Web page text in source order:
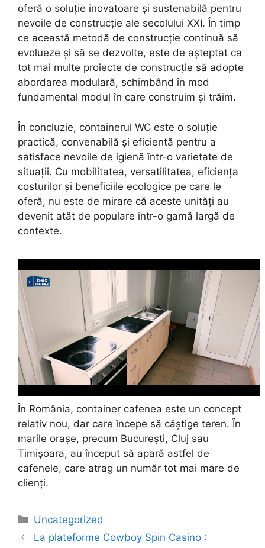
oferă o soluție inovatoare și sustenabilă pentru
nevoile de construcție ale secolului XXI. În timp
ce această metodă de construcție continuă să
evolueze și să se dezvolte, este de așteptat ca
tot mai multe proiecte de construcție să adopte
abordarea modulară, schimbând în mod
fundamental modul în care construim și trăim.
În concluzie, containerul WC este o soluție
practică, convenabilă și eficientă pentru a
satisface nevoile de igienă într-o varietate de
situații. Cu mobilitatea, versatilitatea, eficiența
costurilor și beneficiile ecologice pe care le
oferă, nu este de mirare că aceste unități au
devenit atât de populare într-o gamă largă de
contexte.
În România, container cafenea este un concept
relativ nou, dar care începe să câștige teren. În
marile orașe, precum București, Cluj sau
Timișoara, au început să apară astfel de
cafenele, care atrag un număr tot mai mare de
clienți.
Uncategorized
La plateforme Cowboy Spin Casino :